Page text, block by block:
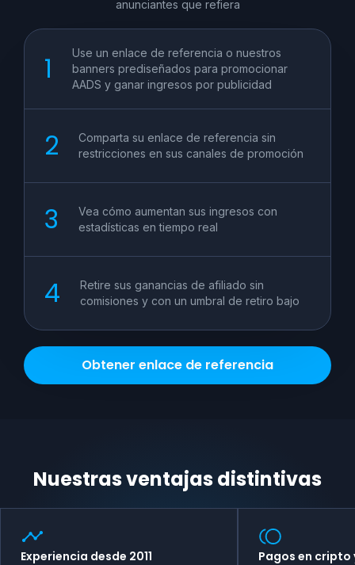
anunciantes que refiera
Use un enlace de referencia o nuestros
banners prediseñados para promocionar
AADS y ganar ingresos por publicidad
Comparta su enlace de referencia sin
restricciones en sus canales de promoción
Vea cómo aumentan sus ingresos con
estadísticas en tiempo real
Retire sus ganancias de afiliado sin
comisiones y con un umbral de retiro bajo
Obtener enlace de referencia
Nuestras ventajas distintivas
Experiencia desde 2011 Pagos en cripto